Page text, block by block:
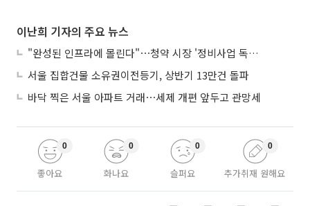
이난희 기자의 주요 뉴스
"완성된 인프라에 몰린다"⋯청약 시장 '정비사업 독주' 42배 격차
서울 집합건물 소유권이전등기, 상반기 13만건 돌파
바닥 찍은 서울 아파트 거래⋯세제 개편 앞두고 관망세
좋아요
0
화나요
0
슬퍼요
0
추가취재 원해요
0